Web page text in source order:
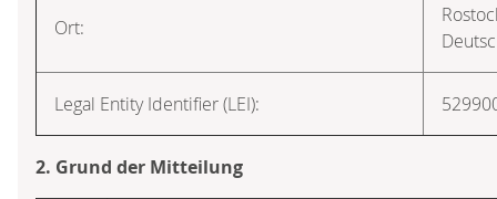
Ort:
Legal Entity Identifier (LEI):
2. Grund der Mitteilung